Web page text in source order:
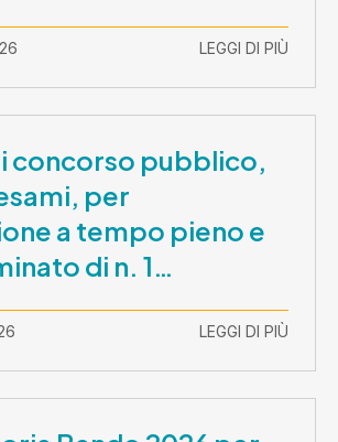
LEGGI DI PIÙ
concorso pubblico,
per
a tempo pieno e
di n. 1
Sociale –
prova scritta e
LEGGI DI PIÙ